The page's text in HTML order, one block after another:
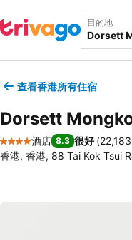
目的地
查看香港所有住宿
Dorsett
4 星級
酒店 8.3 很好 (
香港, 香港, 88 Tai Kok Tsui